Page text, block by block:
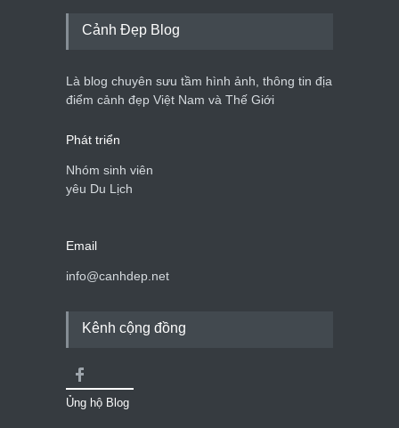
du lịch quốc gia
Cảnh đẹp Việt Nam 24/04/2020
Cảnh Đẹp Blog
Là blog chuyên sưu tầm hình ảnh, thông tin địa
điểm cảnh đẹp Việt Nam và Thế Giới
Phát triển
Nhóm sinh viên
yêu Du Lịch
Email
info@canhdep.net
Kênh cộng đồng
Ủng hộ Blog